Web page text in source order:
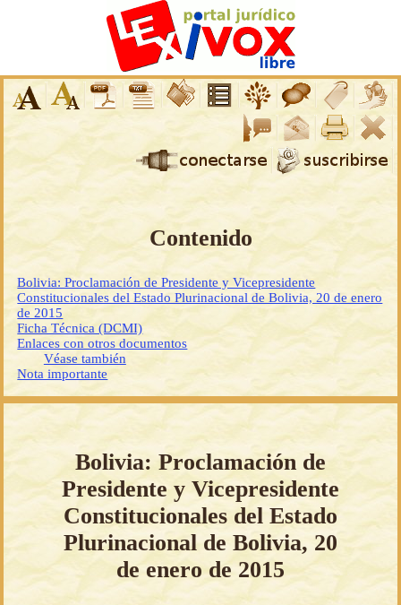
Contenido
Bolivia: Proclamación de Presidente y Vicepresidente
Constitucionales del Estado Plurinacional de Bolivia, 20 de enero
de 2015
Ficha Técnica (DCMI)
Enlaces con otros documentos
Véase también
Nota importante
Bolivia: Proclamación de
Presidente y Vicepresidente
Constitucionales del Estado
Plurinacional de Bolivia, 20
de enero de 2015